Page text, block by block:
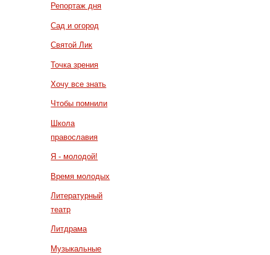
Репортаж дня
Сад и огород
Святой Лик
Точка зрения
Хочу все знать
Чтобы помнили
Школа
православия
Я - молодой!
Время молодых
Литературный
театр
Литдрама
Музыкальные